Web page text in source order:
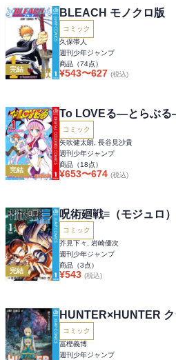
完結
BLEACH モノクロ版
コミック
久保帯人
週刊少年ジャンプ
商品（74点）
¥543〜627 (税込)
完結
To LOVEる―とらぶる
コミック
矢吹健太朗, 長谷見沙貴
週刊少年ジャンプ
商品（18点）
¥653〜674 (税込)
完結
呪術廻戦≡（モジュロ）
コミック
芥見下々, 岩崎優次
週刊少年ジャンプ
商品（3点）
¥543 (税込)
HUNTER×HUNTER
コミック
冨樫義博
週刊少年ジャンプ